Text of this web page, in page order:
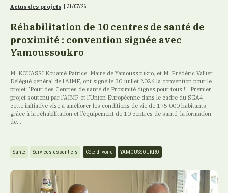
Actus des projets | 31/07/26
Réhabilitation de 10 centres de santé de
proximité : convention signée avec
Yamoussoukro
M. KOUASSI Kouamé Patrice, Maire de Yamoussoukro, et M. Frédéric Vallier,
Délégué général de l’AIMF, ont signé le 30 juillet 2026 la convention pour le
projet "Pour des Centres de santé de Proximité dignes pour tous !". Premier
projet soutenu par l'AIMF et l'Union Européenne dans le cadre du SGA4,
cette initiative vise à améliorer les conditions de vie de 175 000 habitants,
grâce à la réhabilitation et l’équipement de 10 centres de santé, la formation
de...
Santé Services essentiels Côte d’Ivoire YAMOUSSOUKRO